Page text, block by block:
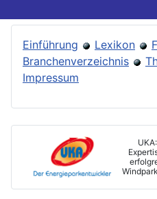
Einführung Lexikon
Branchenverzeichnis
Impressum